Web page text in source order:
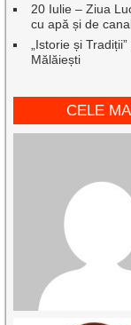
20 Iulie – Ziua
cu apă și de
„Istorie și
Mălăiești
CELE